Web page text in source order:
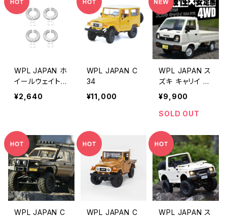
WPL JAPAN ホ
イールウェイトセ
ット（for4x4）
¥2,640
WPL JAPAN C
34
¥11,000
WPL JAPAN ス
ズキ キャリイ 軽
トラRC RTR / D
14（4WD）
¥9,900
SOLD OUT
WPL JAPAN C
WPL JAPAN C
WPL JAPAN ス